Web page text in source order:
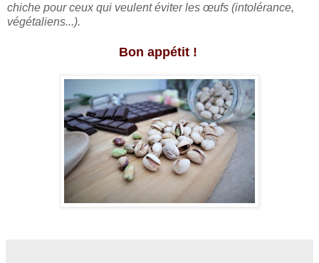
chiche pour ceux qui veulent éviter les œufs (intolérance,
végétaliens...).
Bon appétit !